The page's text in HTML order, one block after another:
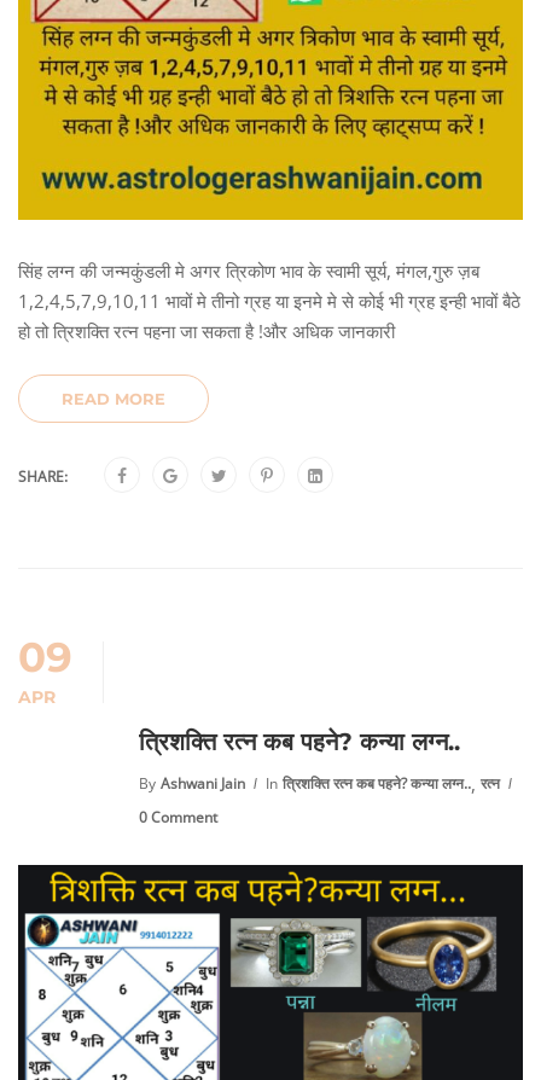
सिंह लग्न की जन्मकुंडली मे अगर त्रिकोण भाव के स्वामी सूर्य, मंगल,गुरु ज़ब
1,2,4,5,7,9,10,11 भावों मे तीनो ग्रह या इनमे मे से कोई भी ग्रह इन्ही भावों बैठे
हो तो त्रिशक्ति रत्न पहना जा सकता है !और अधिक जानकारी
READ MORE
SHARE:
09
APR
त्रिशक्ति रत्न कब पहने? कन्या लग्न..
By Ashwani Jain In त्रिशक्ति रत्न कब पहने? कन्या लग्न.., रत्न
0 Comment